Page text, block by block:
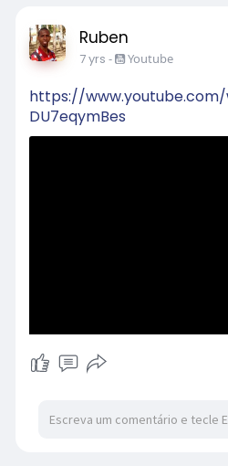
Ruben
7 yrs - Youtube
https://
DU7eqymBes